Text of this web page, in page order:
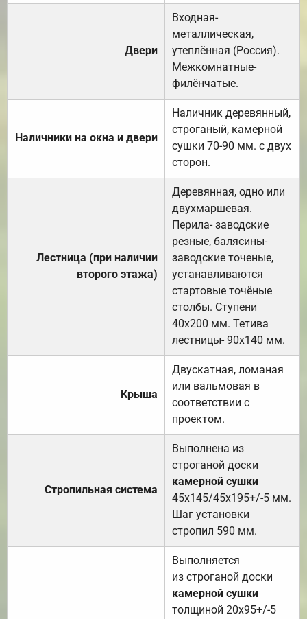
Двери
Входная-
металлическая,
утеплённая (Россия).
Межкомнатные-
филёнчатые.
Наличники на окна и двери
Наличник деревянный,
строганый, камерной
сушки 70-90 мм. с двух
сторон.
Лестница (при наличии
второго этажа)
Деревянная, одно или
двухмаршевая.
Перила- заводские
резные, балясины-
заводские точеные,
устанавливаются
стартовые точёные
столбы. Ступени
40х200 мм. Тетива
лестницы- 90х140 мм.
Крыша
Двускатная, ломаная
или вальмовая в
соответствии с
проектом.
Стропильная система
Выполнена из
строганой доски
камерной сушки
45х145/45х195+/-5 мм.
Шаг установки
стропил 590 мм.
Выполняется
из строганой доски
камерной сушки
толщиной 20х95+/-5